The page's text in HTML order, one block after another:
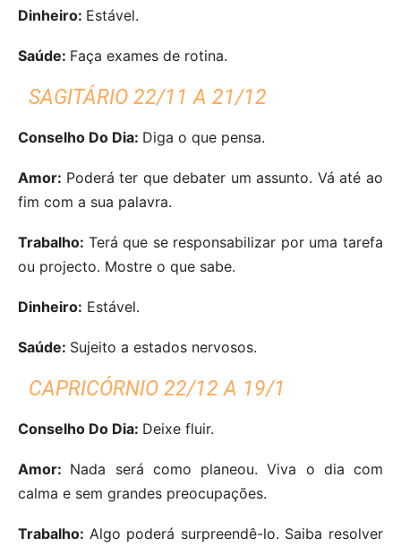
Dinheiro: Estável.
Saúde: Faça exames de rotina.
SAGITÁRIO 22/11 A 21/12
Conselho Do Dia: Diga o que pensa.
Amor: Poderá ter que debater um assunto. Vá até ao
fim com a sua palavra.
Trabalho: Terá que se responsabilizar por uma tarefa
ou projecto. Mostre o que sabe.
Dinheiro: Estável.
Saúde: Sujeito a estados nervosos.
CAPRICÓRNIO 22/12 A 19/1
Conselho Do Dia: Deixe fluir.
Amor: Nada será como planeou. Viva o dia com
calma e sem grandes preocupações.
Trabalho: Algo poderá surpreendê-lo. Saiba resolver